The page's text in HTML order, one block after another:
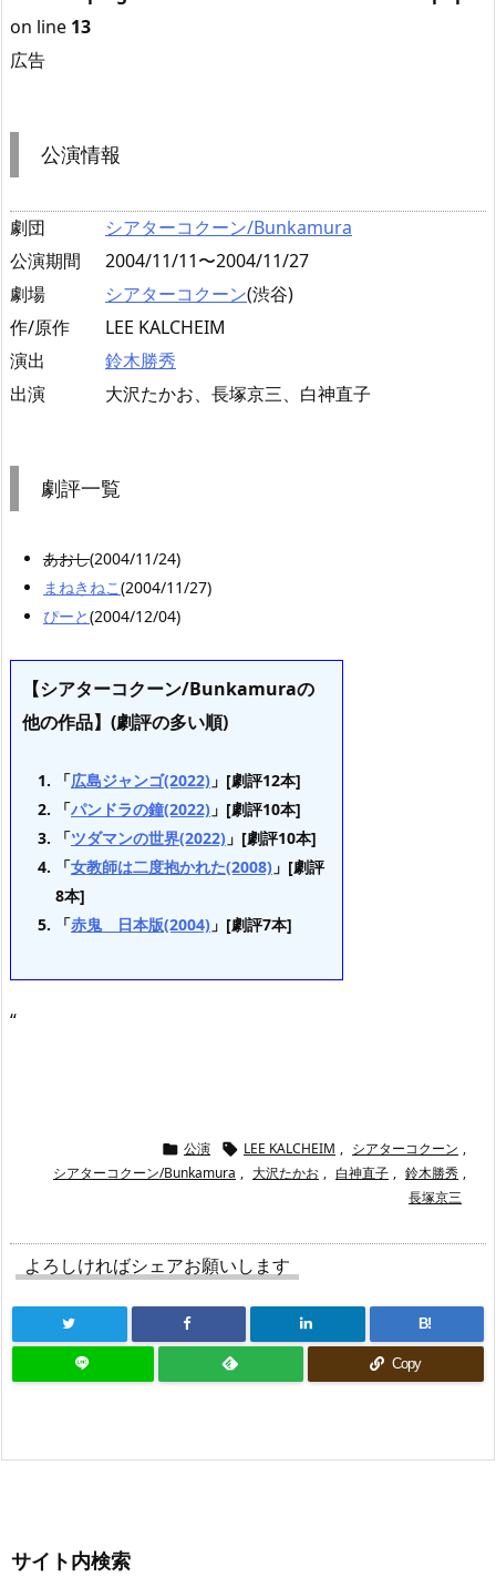
on line 13
広告
公演情報
劇団
シアターコクーン/Bunkamura
公演期間
2004/11/11〜2004/11/27
劇場
シアターコクーン(渋谷)
作/原作
LEE KALCHEIM
演出
鈴木勝秀
出演
大沢たかお、長塚京三、白神直子
劇評一覧
あおし(2004/11/24)
まねきねこ(2004/11/27)
ぴーと(2004/12/04)
【シアターコクーン/Bunkamuraの
他の作品】(劇評の多い順)
「広島ジャンゴ(2022) 」[劇評12本]
「パンドラの鐘(2022) 」[劇評10本]
「ツダマンの世界(2022) 」[劇評10本]
「女教師は二度抱かれた(2008) 」[劇評
8本]
「赤鬼 日本版(2004) 」[劇評7本]
“
 公演  LEE KALCHEIM , シアターコクーン ,
シアターコクーン/Bunkamura , 大沢たかお , 白神直子 , 鈴木勝秀 ,
長塚京三
よろしければシェアお願いします
B!
Copy
サイト内検索